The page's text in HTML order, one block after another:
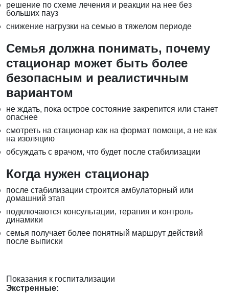
решение по схеме лечения и реакции на нее без
больших пауз
снижение нагрузки на семью в тяжелом периоде
Семья должна понимать, почему
стационар может быть более
безопасным и реалистичным
вариантом
не ждать, пока острое состояние закрепится или станет
опаснее
смотреть на стационар как на формат помощи, а не как
на изоляцию
обсуждать с врачом, что будет после стабилизации
Когда нужен стационар
после стабилизации строится амбулаторный или
домашний этап
подключаются консультации, терапия и контроль
динамики
семья получает более понятный маршрут действий
после выписки
Показания к госпитализации
Экстренные: